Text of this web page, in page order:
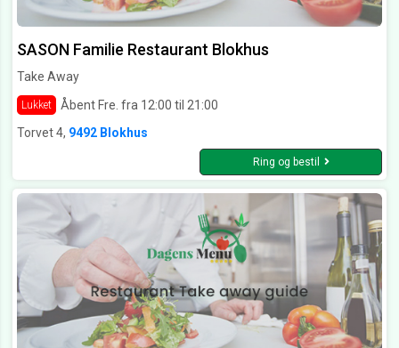
SASON Familie Restaurant Blokhus
Take Away
Lukket
Åbent Fre. fra 12:00 til 21:00
Torvet 4, 9492 Blokhus
Ring og bestil